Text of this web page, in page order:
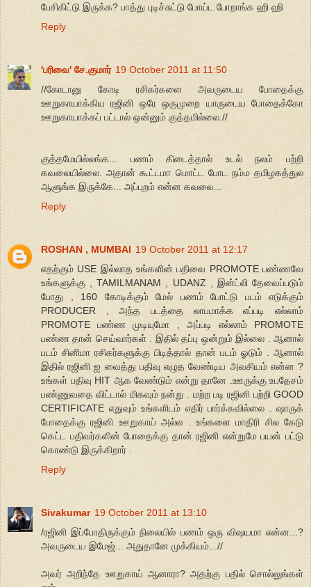
பேசிகிட்டு இருக்க? பாத்து புடிச்சுட்டு போய்ட போறாங்க ஹி ஹி
Reply
'பரிவை' சே.குமார் 19 October 2011 at 11:50
//கோடானு கோடி ரசிகர்களை அவருடைய போதைக்கு
ஊறுகாயாக்கிய ரஜினி ஒரே ஒருமுறை யாருடைய போதைக்கோ
ஊறுகாயாக்கப் பட்டால் ஒன்னும் குத்தமில்லை.//
குத்தமேயில்லங்க... பணம் கிடைத்தால் உடல் நலம் பற்றி
கவலையில்லை. அதான் கூட்டமா மொட்ட போட நம்ம தமிழகத்துல
ஆளுங்க இருக்கே... அப்புறம் என்ன கவலை...
Reply
ROSHAN , MUMBAI 19 October 2011 at 12:17
எதற்கும் USE இல்லாத உங்களின் பதிவை PROMOTE பண்ணவே
உங்களுக்கு , TAMILMANAM , UDANZ , இன்ட்லி தேவைப்படும்
போது , 160 கோடிக்கும் மேல் பணம் போட்டு படம் எடுக்கும்
PRODUCER , அந்த படத்தை லாபமாக்க எப்படி எல்லாம்
PROMOTE பண்ண முடியுமோ , அப்படி எல்லாம் PROMOTE
பண்ண தான் செய்வார்கள் . இதில் தப்பு ஒன்றும் இல்லை . ஆனால்
படம் சினிமா ரசிகர்களுக்கு பிடித்தால் தான் படம் ஓடும் . ஆனால்
இதில் ரஜினி ஐ வைத்து பதிவு எழுத வேண்டிய அவசியம் என்ன ?
உங்கள் பதிவு HIT ஆக வேண்டும் என்று தானே .ஊருக்கு உபதேசம்
பண்ணுவதை விட்டால் மிகவும் நன்று . மற்ற படி ரஜினி பற்றி GOOD
CERTIFICATE எதுவும் உங்களிடம் எதிர் பார்க்கவில்லை . ஷாருக்
போதைக்கு ரஜினி ஊறுகாய் அல்ல . உங்களை மாதிரி சில கேடு
கெட்ட பதிவர்களின் போதைக்கு தான் ரஜினி என்றுமே பயன் பட்டு
கொண்டு இருக்கிறார் .
Reply
Sivakumar 19 October 2011 at 13:10
/ரஜினி இப்போதிருக்கும் நிலையில் பணம் ஒரு விஷயமா என்ன...?
அவருடைய இமேஜ்... அதுதானே முக்கியம்...//
அவர் அறிந்தே ஊறுகாய் ஆனாரா? அதற்கு பதில் சொல்லுங்கள்